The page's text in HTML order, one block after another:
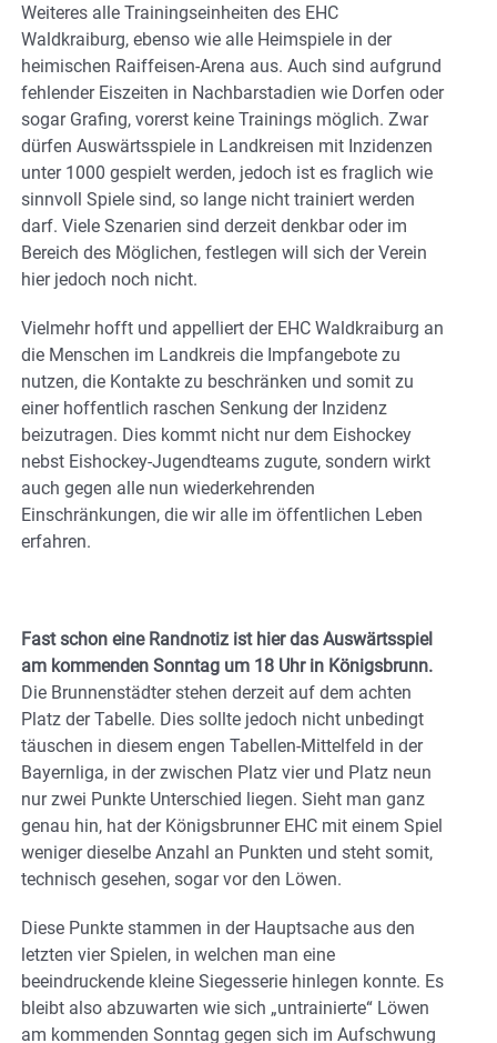
Weiteres alle Trainingseinheiten des EHC
Waldkraiburg, ebenso wie alle Heimspiele in der
heimischen Raiffeisen-Arena aus. Auch sind aufgrund
fehlender Eiszeiten in Nachbarstadien wie Dorfen oder
sogar Grafing, vorerst keine Trainings möglich. Zwar
dürfen Auswärtsspiele in Landkreisen mit Inzidenzen
unter 1000 gespielt werden, jedoch ist es fraglich wie
sinnvoll Spiele sind, so lange nicht trainiert werden
darf. Viele Szenarien sind derzeit denkbar oder im
Bereich des Möglichen, festlegen will sich der Verein
hier jedoch noch nicht.
Vielmehr hofft und appelliert der EHC Waldkraiburg an
die Menschen im Landkreis die Impfangebote zu
nutzen, die Kontakte zu beschränken und somit zu
einer hoffentlich raschen Senkung der Inzidenz
beizutragen. Dies kommt nicht nur dem Eishockey
nebst Eishockey-Jugendteams zugute, sondern wirkt
auch gegen alle nun wiederkehrenden
Einschränkungen, die wir alle im öffentlichen Leben
erfahren.
Fast schon eine Randnotiz ist hier das Auswärtsspiel
am kommenden Sonntag um 18 Uhr in Königsbrunn.
Die Brunnenstädter stehen derzeit auf dem achten
Platz der Tabelle. Dies sollte jedoch nicht unbedingt
täuschen in diesem engen Tabellen-Mittelfeld in der
Bayernliga, in der zwischen Platz vier und Platz neun
nur zwei Punkte Unterschied liegen. Sieht man ganz
genau hin, hat der Königsbrunner EHC mit einem Spiel
weniger dieselbe Anzahl an Punkten und steht somit,
technisch gesehen, sogar vor den Löwen.
Diese Punkte stammen in der Hauptsache aus den
letzten vier Spielen, in welchen man eine
beeindruckende kleine Siegesserie hinlegen konnte. Es
bleibt also abzuwarten wie sich „untrainierte“ Löwen
am kommenden Sonntag gegen sich im Aufschwung